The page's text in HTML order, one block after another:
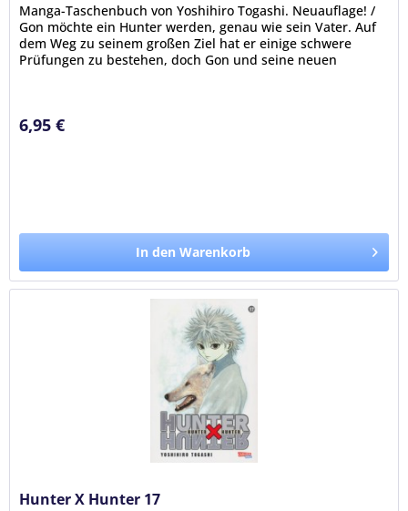
Manga-Taschenbuch von Yoshihiro Togashi. Neuauflage! /
Gon möchte ein Hunter werden, genau wie sein Vater. Auf
dem Weg zu seinem großen Ziel hat er einige schwere
Prüfungen zu bestehen, doch Gon und seine neuen
6,95 €
In den Warenkorb
Hunter X Hunter 17